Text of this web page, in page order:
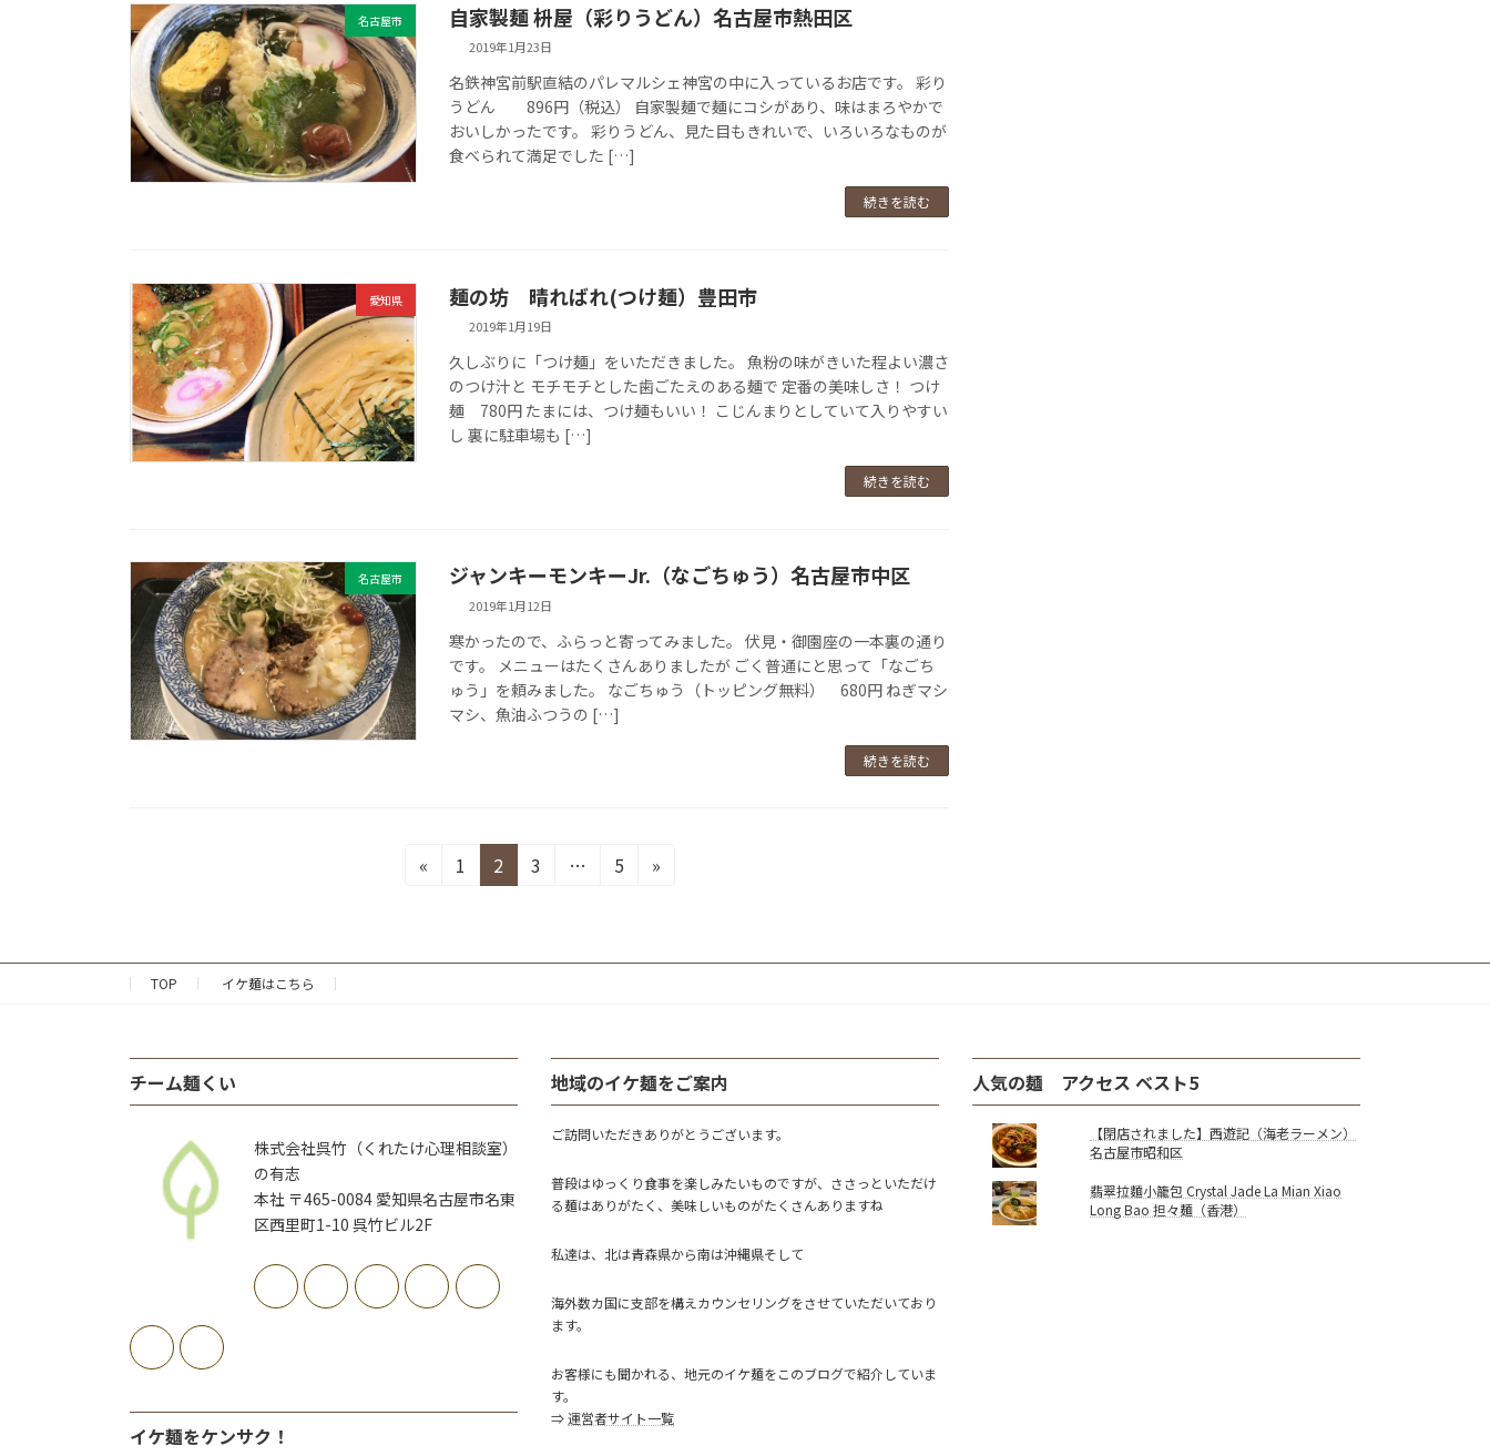
名古屋市 自家製麺 枡屋（彩りうどん）名古屋市熱田区
2019年1月23日
名鉄神宮前駅直結のパレマルシェ神宮の中に入っているお店です。 彩り
うどん 896円（税込） 自家製麺で麺にコシがあり、味はまろやかで
おいしかったです。 彩りうどん、見た目もきれいで、いろいろなものが
食べられて満足でした […]
続きを読む
愛知県 麺の坊 晴ればれ(つけ麺）豊田市
2019年1月19日
久しぶりに「つけ麺」をいただきました。 魚粉の味がきいた程よい濃さ
のつけ汁と モチモチとした歯ごたえのある麺で 定番の美味しさ！ つけ
麺 780円 たまには、つけ麺もいい！ こじんまりとしていて入りやすい
し 裏に駐車場も […]
続きを読む
名古屋市 ジャンキーモンキーJr.（なごちゅう）名古屋市中区
2019年1月12日
寒かったので、ふらっと寄ってみました。 伏見・御園座の一本裏の通り
です。 メニューはたくさんありましたが ごく普通にと思って「なごち
ゅう」を頼みました。 なごちゅう（トッピング無料） 680円 ねぎマシ
マシ、魚油ふつうの […]
続きを読む
の
ペ
ジ
«
固
ジ
1
固
定
ジ
2
固
ジ
3 …
固
ジ
5 »
TOP イケ麺はこちら
チーム麺くい
株式会社呉竹（くれたけ心理相談室）
の有志
本社 〒465-0084 愛知県名古屋市名東
区西里町1-10 呉竹ビル2F
イケ麺をケンサク！
地域のイケ麺をご案内
ご訪問いただきありがとうございます。
普段はゆっくり食事を楽しみたいものですが、ささっといただけ
る麺はありがたく、美味しいものがたくさんありますね
私達は、北は青森県から南は沖縄県そして
海外数カ国に支部を構えカウンセリングをさせていただいており
ます。
お客様にも聞かれる、地元のイケ麺をこのブログで紹介していま
す。
⇒運営者サイト一覧
人気の麺 アクセス ベスト5
【閉店されました】西遊記（海老ラーメン）
名古屋市昭和区
翡翠拉麵小籠包 Crystal Jade La Mian Xiao
Long Bao 担々麺（香港）